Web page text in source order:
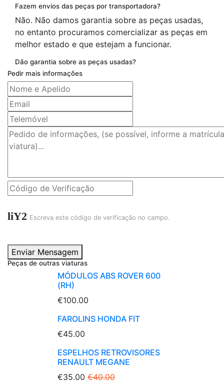
Fazem envios das peças por transportadora?
Não. Não damos garantia sobre as peças usadas,
no entanto procuramos comercializar as peças em
melhor estado e que estejam a funcionar.
Dão garantia sobre as peças usadas?
Pedir mais informações
liY2 Escreva este código de verificação no campo.
Enviar Mensagem
Peças de outras viaturas
MÓDULOS ABS ROVER 600
(RH)
€100.00
FAROLINS HONDA FIT
€45.00
ESPELHOS RETROVISORES
RENAULT MEGANE
€35.00 €40.00